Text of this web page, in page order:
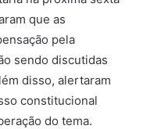
que as
pela
sendo discutidas
disso, alertaram
constitucional
do tema.